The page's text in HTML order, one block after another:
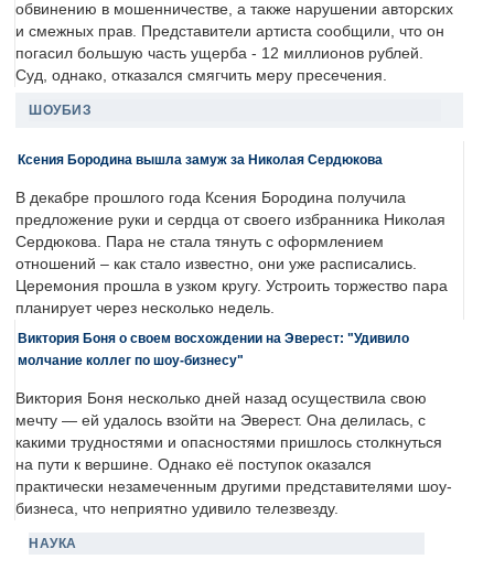
обвинению в мошенничестве, а также нарушении авторских
и смежных прав. Представители артиста сообщили, что он
погасил большую часть ущерба - 12 миллионов рублей.
Суд, однако, отказался смягчить меру пресечения.
ШОУБИЗ
Ксения Бородина вышла замуж за Николая Сердюкова
В декабре прошлого года Ксения Бородина получила
предложение руки и сердца от своего избранника Николая
Сердюкова. Пара не стала тянуть с оформлением
отношений – как стало известно, они уже расписались.
Церемония прошла в узком кругу. Устроить торжество пара
планирует через несколько недель.
Виктория Боня о своем восхождении на Эверест: "Удивило
молчание коллег по шоу-бизнесу"
Виктория Боня несколько дней назад осуществила свою
мечту — ей удалось взойти на Эверест. Она делилась, с
какими трудностями и опасностями пришлось столкнуться
на пути к вершине. Однако её поступок оказался
практически незамеченным другими представителями шоу-
бизнеса, что неприятно удивило телезвезду.
НАУКА